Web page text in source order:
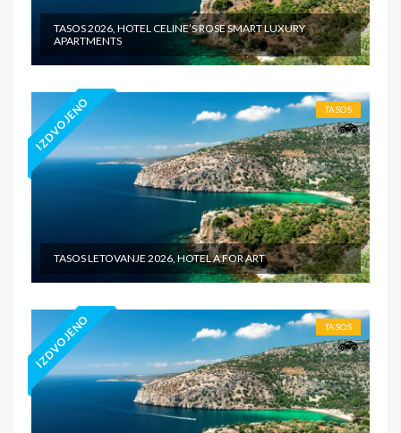
TASOS 2026, HOTEL CELINE’S ROSE SMART LUXURY
APARTMENTS
IZDVOJENO TASOS
TASOS LETOVANJE 2026, HOTEL A FOR ART
IZDVOJENO TASOS